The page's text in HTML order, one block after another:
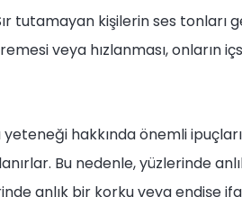
tutamayan kişilerin ses tonları
veya hızlanması, onların
yeteneği hakkında önemli
Bu nedenle, yüzlerinde
anlık bir korku veya endişe